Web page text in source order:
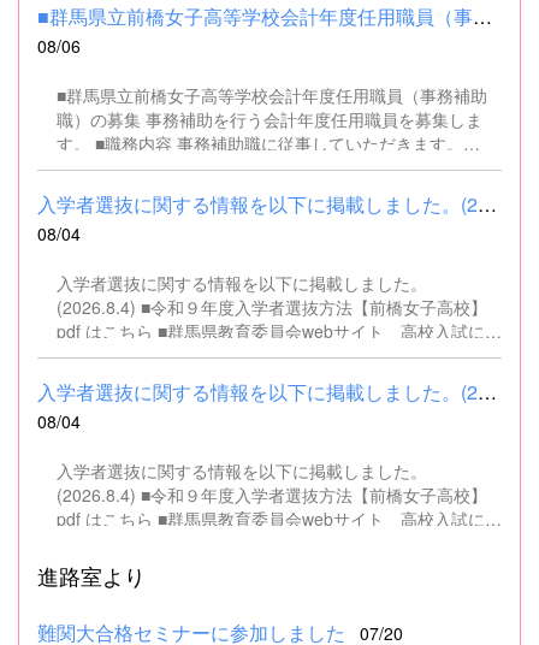
■群馬県立前橋女子高等学校会計年度任用職員（事務補助職）の募集...
08/06
■群馬県立前橋女子高等学校会計年度任用職員（事務補助
職）の募集 事務補助を行う会計年度任用職員を募集しま
す。 ■職務内容 事務補助職に従事していただきます。
SSH（スーパーサイエンスハイスクール）事業にかかるパ
ソコンでの文書・資料作成、データ入力・整理事務、電話
対応、書類の整理、その他事務補助業務全般 ■募集人数 １
名 ■募集対象 以下の条件を満たしている方 基本的なパソコ
する方は、応募できませんので御了承ください。 （1）地
方公務員法第16条に該当する者（以下のいずれかに該当す
る人） ・禁錮以上の刑に処せられ、その執行を終わるまで
又は執行を受けることがなくなるまでの者 ・群馬県職員と
して懲戒免職の処分を受け、当該処分の日から2年を経過
しない者 ・人事委員会又は公平委員会の委員の職にあっ
て、地方公務員法第60条から第63条までに規定する罪を犯
政府を暴力で破壊することを主張する政党その他の団体を
結成し、又はこれに加入した者 （2）平成11年改正前の民
法の規定による準禁治産の宣告を受けている者（心...
入学者選抜に関する情報を以下に掲載しました。(2026.8.4) ■令和...
08/04
入学者選抜に関する情報を以下に掲載しました。
(2026.8.4) ■令和９年度入学者選抜方法【前橋女子高校】
pdf はこちら ■群馬県教育委員会webサイト 高校入試に関
するページはこちら
入学者選抜に関する情報を以下に掲載しました。(2026.8.4) ■令和...
08/04
入学者選抜に関する情報を以下に掲載しました。
(2026.8.4) ■令和９年度入学者選抜方法【前橋女子高校】
pdf はこちら ■群馬県教育委員会webサイト 高校入試に関
進路室より
難関大合格セミナーに参加しました 07/20